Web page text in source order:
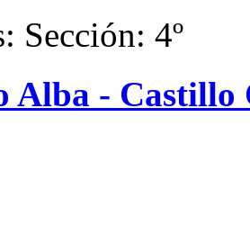
Sección: 4º
Alba - Castillo